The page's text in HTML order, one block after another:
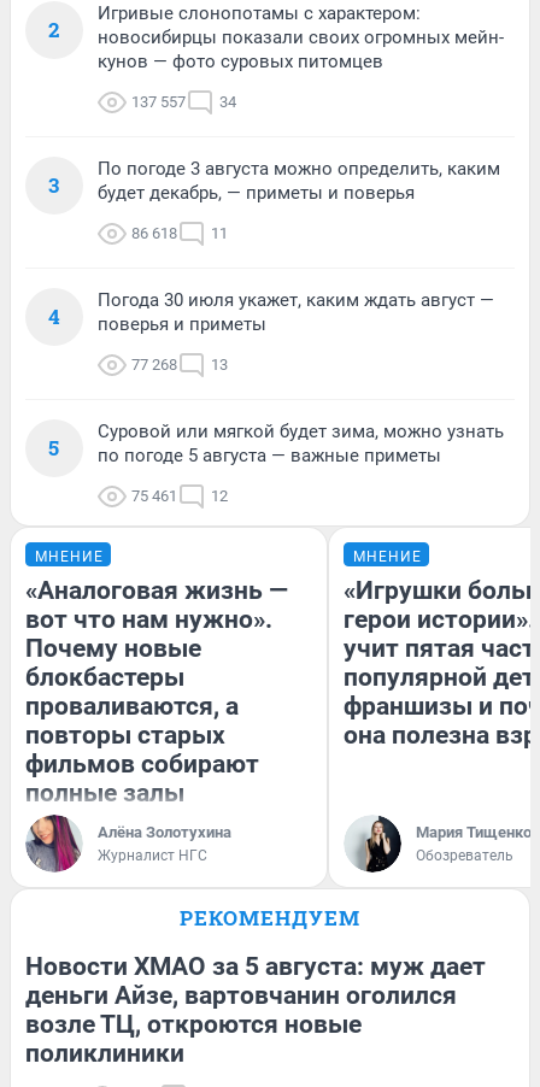
2
Игривые слонопотамы с характером:
новосибирцы показали своих огромных мейн-
кунов — фото суровых питомцев
137 557 34
3
По погоде 3 августа можно определить, каким
будет декабрь, — приметы и поверья
86 618 11
4
Погода 30 июля укажет, каким ждать август —
поверья и приметы
77 268 13
5
Суровой или мягкой будет зима, можно узнать
по погоде 5 августа — важные приметы
75 461 12
МНЕНИЕ
«Аналоговая жизнь —
вот что нам нужно».
Почему новые
блокбастеры
проваливаются, а
повторы старых
фильмов собирают
полные залы
Алёна Золотухина
Журналист НГС
МНЕНИЕ
«Игрушки
герои
учит пятая
популярной
франшизы и
она полезна
Мария Тищенко
Обозреватель
РЕКОМЕНДУЕМ
Новости ХМАО за 5 августа: муж дает
деньги Айзе, вартовчанин оголился
возле ТЦ, откроются новые
поликлиники